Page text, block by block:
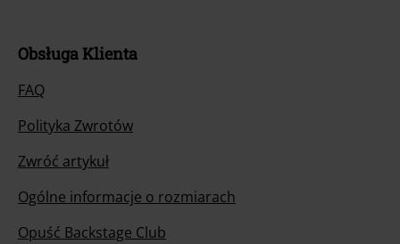
Obsługa Klienta
FAQ
Polityka Zwrotów
Zwróć artykuł
Ogólne informacje o rozmiarach
Opuść Backstage Club